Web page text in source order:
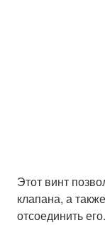
Этот винт
клапана, а
отсоединить его.